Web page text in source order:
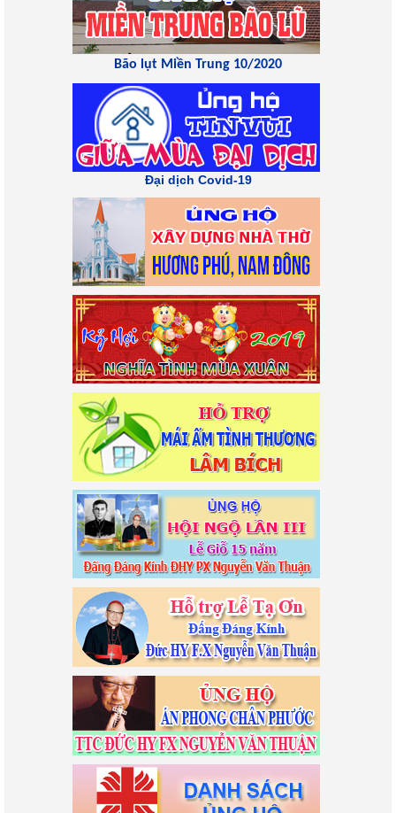
Bão lụt Miền Trung 10/2020
Đại dịch Covid-19